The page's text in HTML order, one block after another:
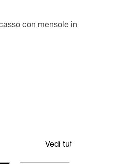
con mensole in
Vedi tutte